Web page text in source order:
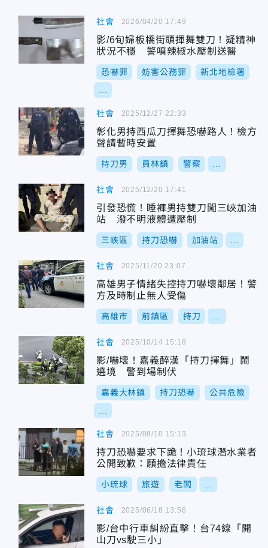
社會
影/6旬婦板橋街頭揮舞雙刀！疑精神
狀況不穩 警噴辣椒水壓制送醫
恐嚇罪 妨害公務罪 新北地檢署
2026/04/20 17:49
社會
彰化男持西瓜刀揮舞恐嚇路人！檢方
聲請暫時安置
持刀男 員林鎮 警察
2025/12/27 22:33
社會
引發恐慌！睡褲男持雙刀闖三峽加油
站 潑不明液體遭壓制
三峽區 持刀恐嚇 加油站
2025/12/20 17:41
社會
高雄男子情緒失控持刀嚇壞鄰居！警
方及時制止無人受傷
高雄市 前鎮區 持刀
2025/11/20 23:07
社會
影/嚇壞！嘉義醉漢「持刀揮舞」鬧
遶境 警到場制伏
嘉義大林鎮 持刀恐嚇 公共危險
2025/10/14 15:18
社會
持刀恐嚇要求下跪！小琉球潛水業者
公開致歉：願擔法律責任
小琉球 旅遊 老闆
2025/08/10 15:13
社會
影/台中行車糾紛直擊！台74線「開
山刀vs駛三小」
2025/06/18 13:56